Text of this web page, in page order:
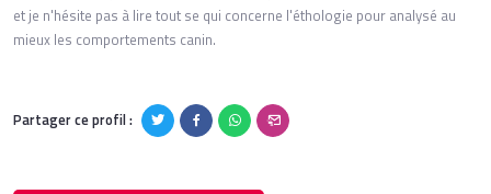
et je n'hésite pas à lire tout se qui concerne l'éthologie pour analysé au
mieux les comportements canin.
Partager ce profil :